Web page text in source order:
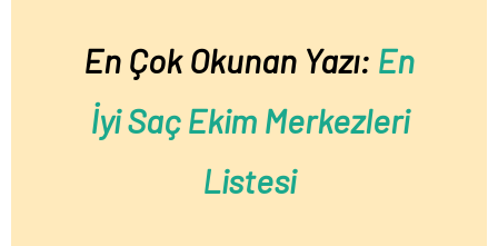
En Çok Okunan Yazı: En
İyi Saç Ekim Merkezleri
Listesi